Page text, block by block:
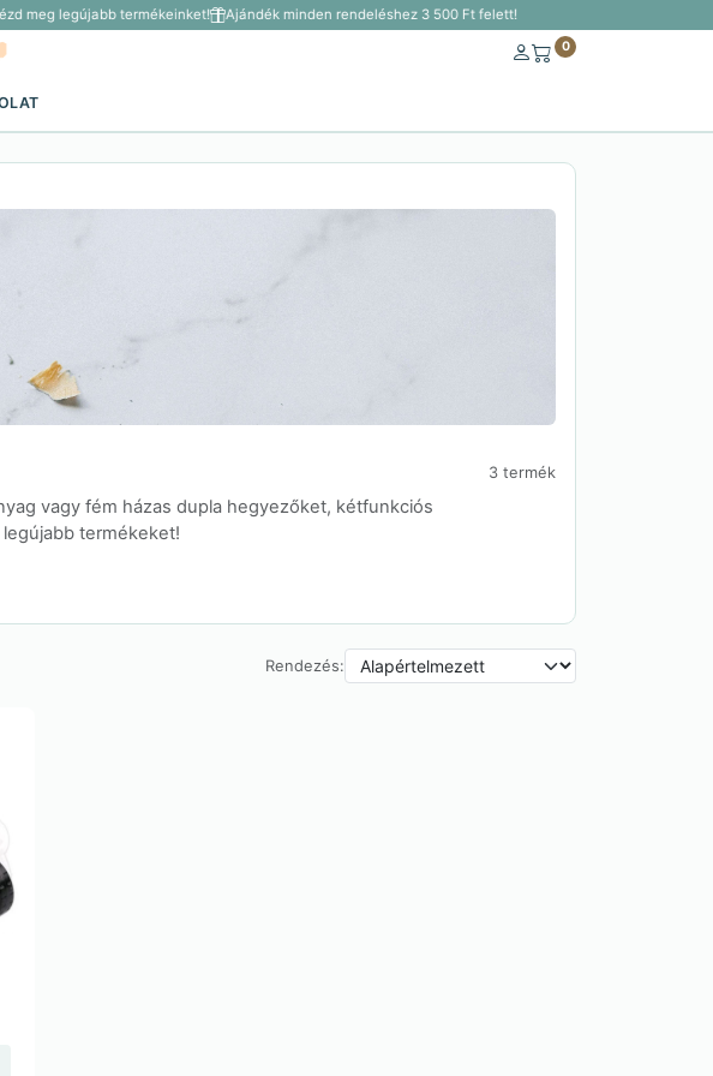
meg legújabb termékeinket! Ajándék minden rendeléshez 3 500 Ft felett!
0
3 termék
vagy fém házas dupla hegyezőket, kétfunkciós
termékeket!
Rendezés: